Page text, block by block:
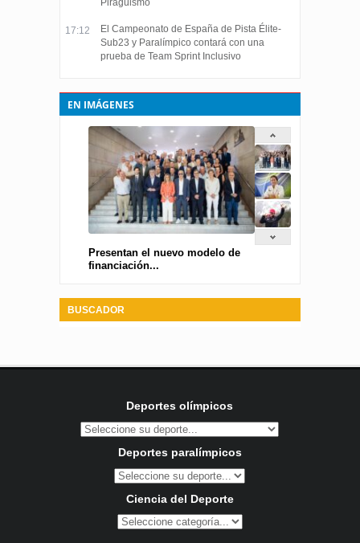
Piragüismo
17:12
El Campeonato de España de Pista Élite-
Sub23 y Paralímpico contará con una
prueba de Team Sprint Inclusivo
EN IMÁGENES
Presentan el nuevo modelo de
financiación...
BUSCADOR
Deportes olímpicos
Deportes paralímpicos
Ciencia del Deporte